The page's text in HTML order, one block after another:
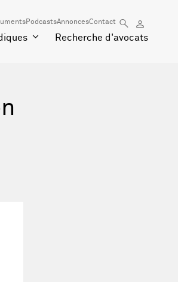
PodcastsAnnoncesContact
Recherche d'avocats